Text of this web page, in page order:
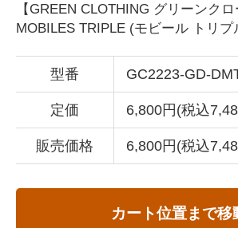
【GREEN CLOTHING グリーンク
MOBILES TRIPLE (モビール トリプ
型番 GC2223-GD-
定価 6,800円(税込
販売価格 6,800円(税込
カート位置まで移